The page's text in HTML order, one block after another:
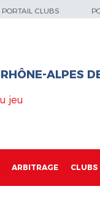
PORTAIL CLUBS
ALPES
jeu
ARBITRAGE CLUBS